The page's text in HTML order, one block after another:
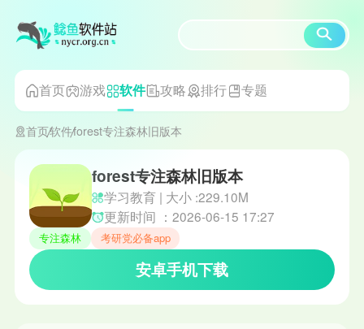
首页 游戏 软件 攻略 排行 专题
首页软件forest专注森林旧版本
forest专注森林旧版本
学习教育 | 大小 :229.10M
更新时间 ：2026-06-15 17:27
专注森林 考研党必备app
安卓手机下载